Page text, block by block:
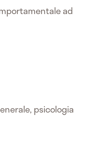
ad
psicologia